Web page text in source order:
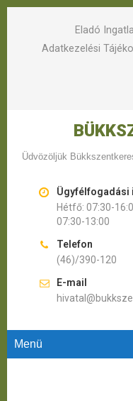
Eladó
Adatkezelési
Üdvözöljük
Ügyfélfogadási
Hétfő: 07:30-
07:30-13:00
Telefon
(46)/390-120
E-mail
Menü